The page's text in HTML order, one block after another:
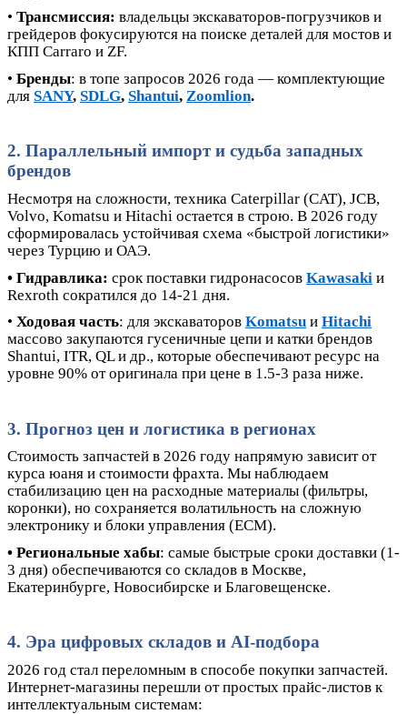
• Трансмиссия: владельцы экскаваторов-погрузчиков и
грейдеров фокусируются на поиске деталей для мостов и
КПП Carraro и ZF.
• Бренды: в топе запросов 2026 года — комплектующие
для SANY, SDLG, Shantui, Zoomlion.
2. Параллельный импорт и судьба западных
брендов
Несмотря на сложности, техника Caterpillar (CAT), JCB,
Volvo, Komatsu и Hitachi остается в строю. В 2026 году
сформировалась устойчивая схема «быстрой логистики»
через Турцию и ОАЭ.
• Гидравлика: срок поставки гидронасосов Kawasaki и
Rexroth сократился до 14-21 дня.
• Ходовая часть: для экскаваторов Komatsu и Hitachi
массово закупаются гусеничные цепи и катки брендов
Shantui, ITR, QLи др., которые обеспечивают ресурс на
уровне 90% от оригинала при цене в 1.5-3 раза ниже.
3. Прогноз цен и логистика в регионах
Стоимость запчастей в 2026 году напрямую зависит от
курса юаня и стоимости фрахта. Мы наблюдаем
стабилизацию цен на расходные материалы (фильтры,
коронки), но сохраняется волатильность на сложную
электронику и блоки управления (ECM).
• Региональные хабы: самые быстрые сроки доставки (1-
3 дня) обеспечиваются со складов в Москве,
Екатеринбурге, Новосибирске и Благовещенске.
4. Эра цифровых складов и AI-подбора
2026 год стал переломным в способе покупки запчастей.
Интернет-магазины перешли от простых прайс-листов к
интеллектуальным системам: